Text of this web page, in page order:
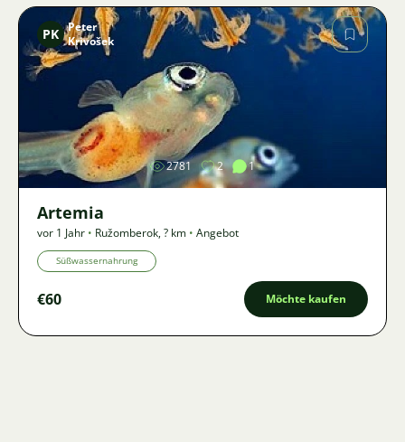
Bild
PK Peter
Krivošek
2781 2 1
Artemia
vor 1 Jahr • Ružomberok,? km • Angebot
Süßwassernahrung
€60 Möchte kaufen